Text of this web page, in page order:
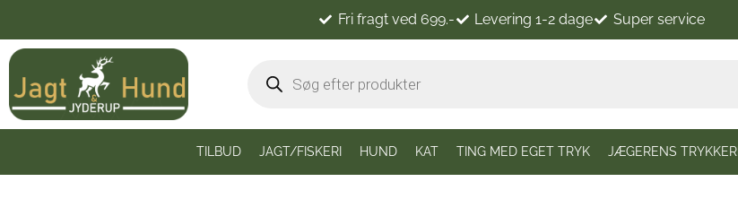
Fri fragt ved 699.- Levering 1-2 dage Super service
TILBUD JAGT/FISKERI HUND KAT TING MED EGET TRYK JÆGERENS TRYKKERI